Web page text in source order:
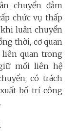
chuyển đảm
chức vụ thấp
luân chuyển
thời, cơ quan
quan trong
mối liên hệ
có trách
bố trí công